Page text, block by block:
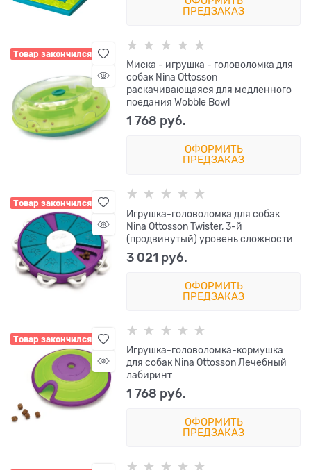
ПРЕДЗАКАЗ
Товар закончился
Миска - игрушка - головоломка для
собак Nina Ottosson
раскачивающаяся для медленного
поедания Wobble Bowl
1 768 руб.
ОФОРМИТЬ
ПРЕДЗАКАЗ
Товар закончился
Игрушка-головоломка для собак
Nina Ottosson Twister, 3-й
(продвинутый) уровень сложности
3 021 руб.
ОФОРМИТЬ
ПРЕДЗАКАЗ
Товар закончился
Игрушка-головоломка-кормушка
для собак Nina Ottosson Лечебный
лабиринт
1 768 руб.
ОФОРМИТЬ
ПРЕДЗАКАЗ